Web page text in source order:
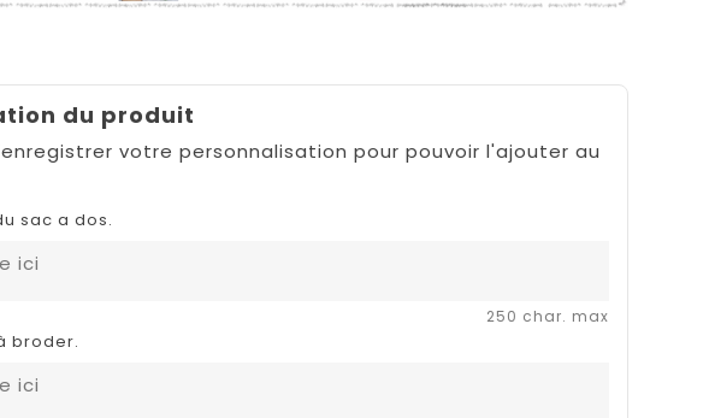
du produit
votre personnalisation pour pouvoir l'ajouter au
sac a dos.
250 char. max
broder.